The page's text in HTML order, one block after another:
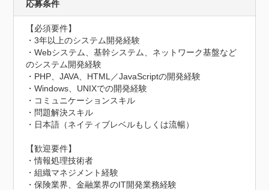
応募条件
【必須要件】
・3年以上のシステム開発経験
・Webシステム、基幹システム、ネットワーク基盤など
のシステム開発経験
・PHP、JAVA、HTML／JavaScriptの開発経験
・Windows、UNIXでの開発経験
・コミュニケーションスキル
・問題解決スキル
・日本語（ネイティブレベルもしくは流暢）
【歓迎要件】
・情報処理技術者
・組織マネジメント経験
・保険業界、金融業界のIT開発業務経験